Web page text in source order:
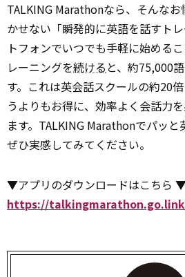
TALKING Marathonなら、そんな
かせない「瞬発的に英語を話すト
トフォンでいつでも手軽に始める
レーニングを続ける と、約75,000
す。これは英会話スクールの約20
うよりもお得に、効率よく会話力
ます。TALKING Marathonでパッと
ぜひ実感してみてください。
▼アプリのダウンロードはこちら
https://